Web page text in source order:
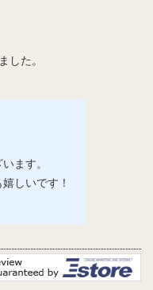
した。
ます。
しいです！